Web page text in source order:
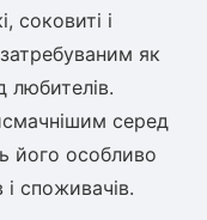
соковиті і
як
любителів.
серед
його особливо
споживачів.